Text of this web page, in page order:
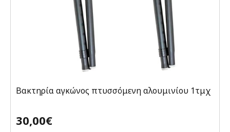
Βακτηρία αγκώνος πτυσσόμενη αλουμινίου 1τμχ
30,00€